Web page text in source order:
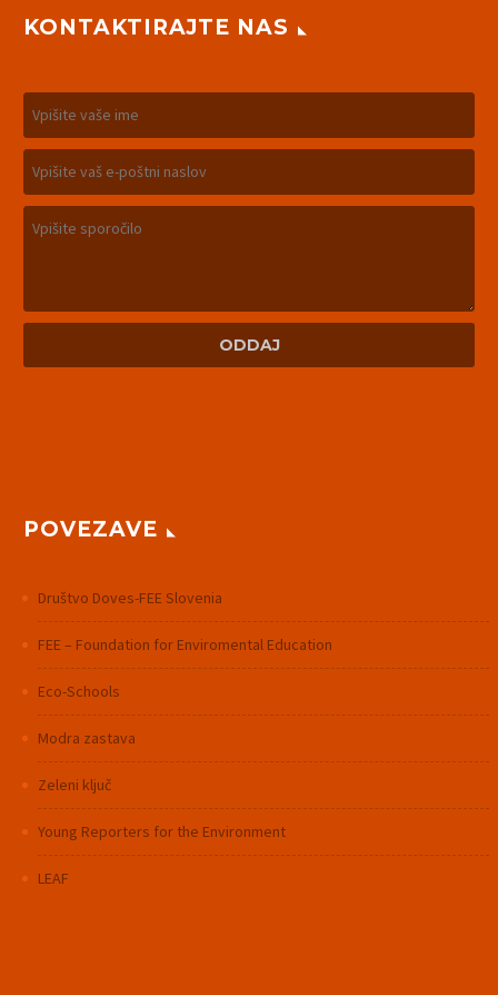
KONTAKTIRAJTE NAS
POVEZAVE
Društvo Doves-FEE Slovenia
FEE – Foundation for Enviromental Education
Eco-Schools
Modra zastava
Zeleni ključ
Young Reporters for the Environment
LEAF